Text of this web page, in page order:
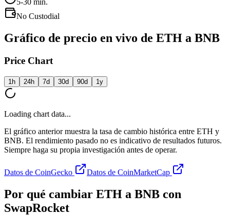
5-30 mín.
No Custodial
Gráfico de precio en vivo de ETH a BNB
Price Chart
1h 24h 7d 30d 90d 1y
Loading chart data...
El gráfico anterior muestra la tasa de cambio histórica entre ETH y
BNB. El rendimiento pasado no es indicativo de resultados futuros.
Siempre haga su propia investigación antes de operar.
Datos de CoinGecko Datos de CoinMarketCap
Por qué cambiar ETH a BNB con
SwapRocket